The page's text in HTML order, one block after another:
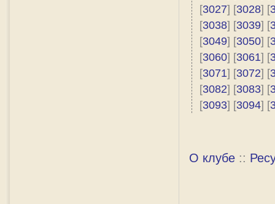
[3027] [3028] [
[3038] [3039] [
[3049] [3050] [
[3060] [3061] [
[3071] [3072] [
[3082] [3083] [
[3093] [3094] [
О клубе ::